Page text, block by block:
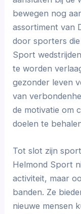
bewegen nog
assortiment van
door sporters
Sport
te worden
gezonder leven
van
de motivatie om
doelen te
Tot slot zijn
Helmond Sport
activiteit, maar
banden. Ze
nieuwe mensen